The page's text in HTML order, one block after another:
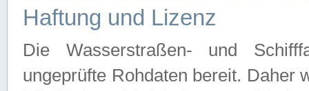
Haftung und Lizenz
Die Wasserstraßen- und
ungeprüfte Rohdaten bereit. Daher